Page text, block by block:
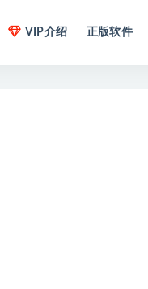
VIP介绍 正版软件